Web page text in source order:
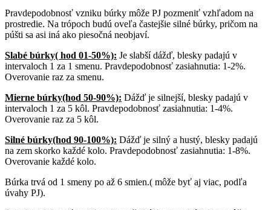
Pravdepodobnosť vzniku búrky môže PJ pozmeniť vzhľadom na
prostredie. Na trópoch budú oveľa častejšie silné búrky, pričom na
púšti sa asi iná ako piesočná neobjaví.
Slabé búrky( hod 01-50%): Je slabší dážď, blesky padajú v
intervaloch 1 za 1 smenu. Pravdepodobnosť zasiahnutia: 1-2%.
Overovanie raz za smenu.
Mierne búrky(hod 50-90%): Dážď je silnejší, blesky padajú v
intervaloch 1 za 5 kôl. Pravdepodobnosť zasiahnutia: 1-4%.
Overovanie raz za 5 kôl.
Silné búrky(hod 90-100%): Dážď je silný a hustý, blesky padajú
na zem skorko každé kolo. Pravdepodobnosť zasiahnutia: 1-8%.
Overovanie každé kolo.
Búrka trvá od 1 smeny po až 6 smien.( môže byť aj viac, podľa
úvahy PJ).